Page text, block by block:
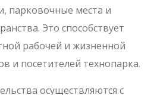
парковочные места и
Это способствует
рабочей и жизненной
и посетителей технопарка.
осуществляются с